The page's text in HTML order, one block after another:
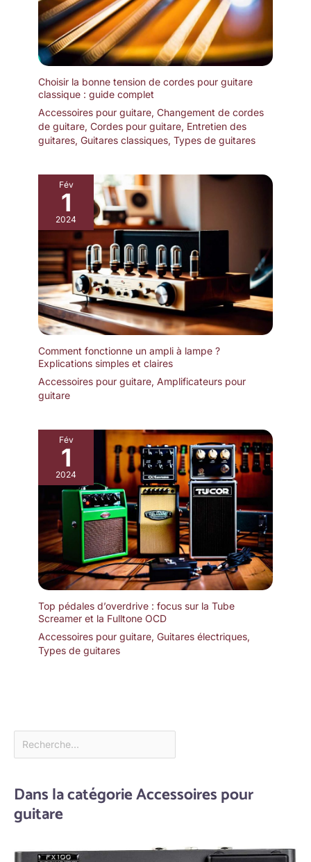
Choisir la bonne tension de cordes pour guitare
classique : guide complet
Accessoires pour guitare, Changement de cordes
de guitare, Cordes pour guitare, Entretien des
guitares, Guitares classiques, Types de guitares
Fév
1
2024
Comment fonctionne un ampli à lampe ?
Explications simples et claires
Accessoires pour guitare, Amplificateurs pour
guitare
Fév
1
2024
Top pédales d’overdrive : focus sur la Tube
Screamer et la Fulltone OCD
Accessoires pour guitare, Guitares électriques,
Types de guitares
Dans la catégorie Accessoires pour
guitare